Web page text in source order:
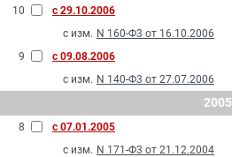
10
с 29.10.2006
с изм. N 160-Ф3 от 16.10.2006
9
с 09.08.2006
с изм. N 140-Ф3 от 27.07.2006
2005
8
с 07.01.2005
с изм. N 171-Ф3 от 21.12.2004